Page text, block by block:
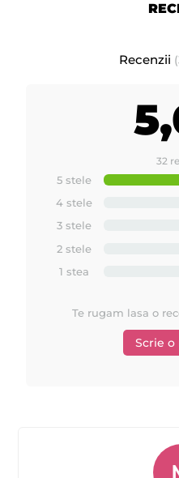
Recenzii
32
5 stele
4 stele
3 stele
2 stele
1 stea
Te rugam lasa o
Scrie o